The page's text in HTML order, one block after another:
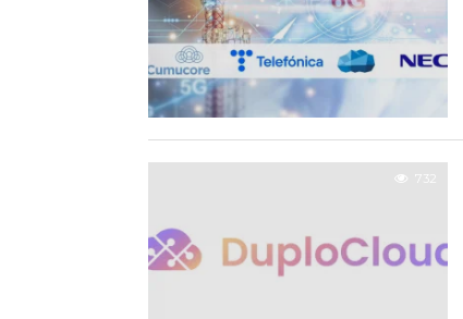
732